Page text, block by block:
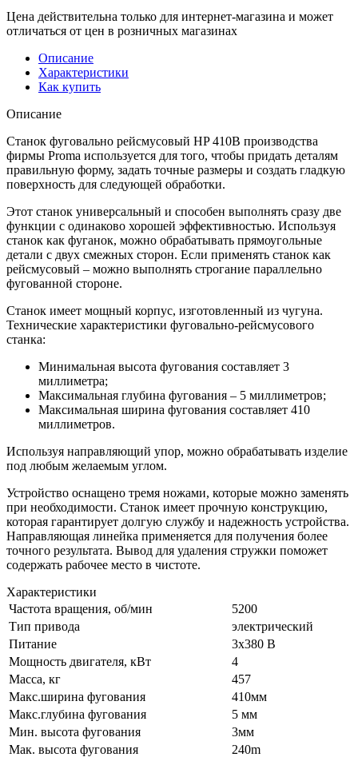
Цена действительна только для интернет-магазина и может
отличаться от цен в розничных магазинах
Описание
Характеристики
Как купить
Описание
Станок фуговально рейсмусовый HP 410B производства
фирмы Proma используется для того, чтобы придать деталям
правильную форму, задать точные размеры и создать гладкую
поверхность для следующей обработки.
Этот станок универсальный и способен выполнять сразу две
функции с одинаково хорошей эффективностью. Используя
станок как фуганок, можно обрабатывать прямоугольные
детали с двух смежных сторон. Если применять станок как
рейсмусовый – можно выполнять строгание параллельно
фугованной стороне.
Станок имеет мощный корпус, изготовленный из чугуна.
Технические характеристики фуговально-рейсмусового
станка:
Минимальная высота фугования составляет 3
миллиметра;
Максимальная глубина фугования – 5 миллиметров;
Максимальная ширина фугования составляет 410
миллиметров.
Используя направляющий упор, можно обрабатывать изделие
под любым желаемым углом.
Устройство оснащено тремя ножами, которые можно заменять
при необходимости. Станок имеет прочную конструкцию,
которая гарантирует долгую службу и надежность устройства.
Направляющая линейка применяется для получения более
точного результата. Вывод для удаления стружки поможет
содержать рабочее место в чистоте.
Характеристики
Частота вращения, об/мин
5200
Тип привода
электрический
Питание
3х380 В
Мощность двигателя, кВт
4
Масса, кг
457
Макс.ширина фугования
410мм
Макс.глубина фугования
5 мм
Мин. высота фугования
3мм
Мак. высота фугования
240m